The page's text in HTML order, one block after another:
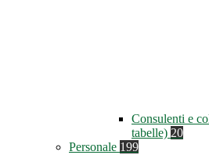
Consulenti e
tabelle) 20
Personale 199